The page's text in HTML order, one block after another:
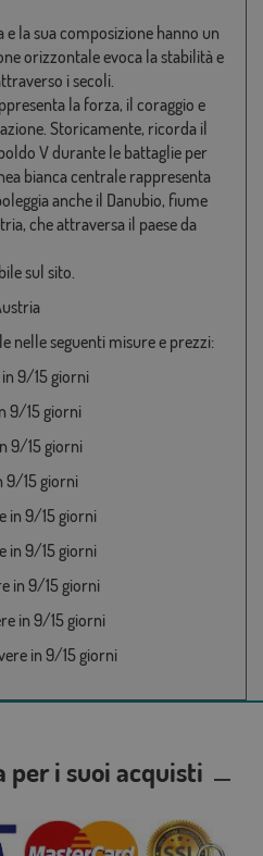
la sua composizione hanno un
orizzontale evoca la stabilità e
i secoli.
la forza, il coraggio e
Storicamente, ricorda il
V durante le battaglie per
bianca centrale rappresenta
anche il Danubio, fiume
che attraversa il paese da
sul sito.
nelle seguenti misure e prezzi:
in 9/15 giorni
9/15 giorni
9/15 giorni
9/15 giorni
in 9/15 giorni
in 9/15 giorni
in 9/15 giorni
in 9/15 giorni
in 9/15 giorni
per i suoi acquisti